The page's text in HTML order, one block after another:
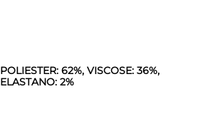
POLIESTER: 62%, VISCOSE: 36%,
ELASTANO: 2%